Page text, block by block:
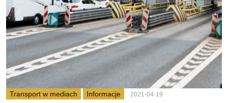
Transport w mediach Informacje 2021-04-19